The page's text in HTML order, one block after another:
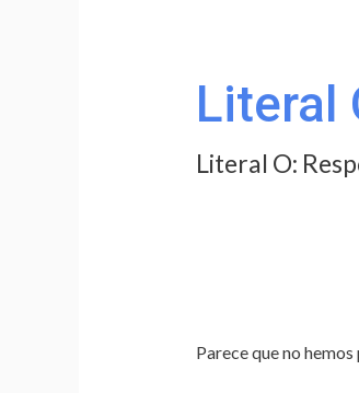
Literal
Literal O:
Parece que no